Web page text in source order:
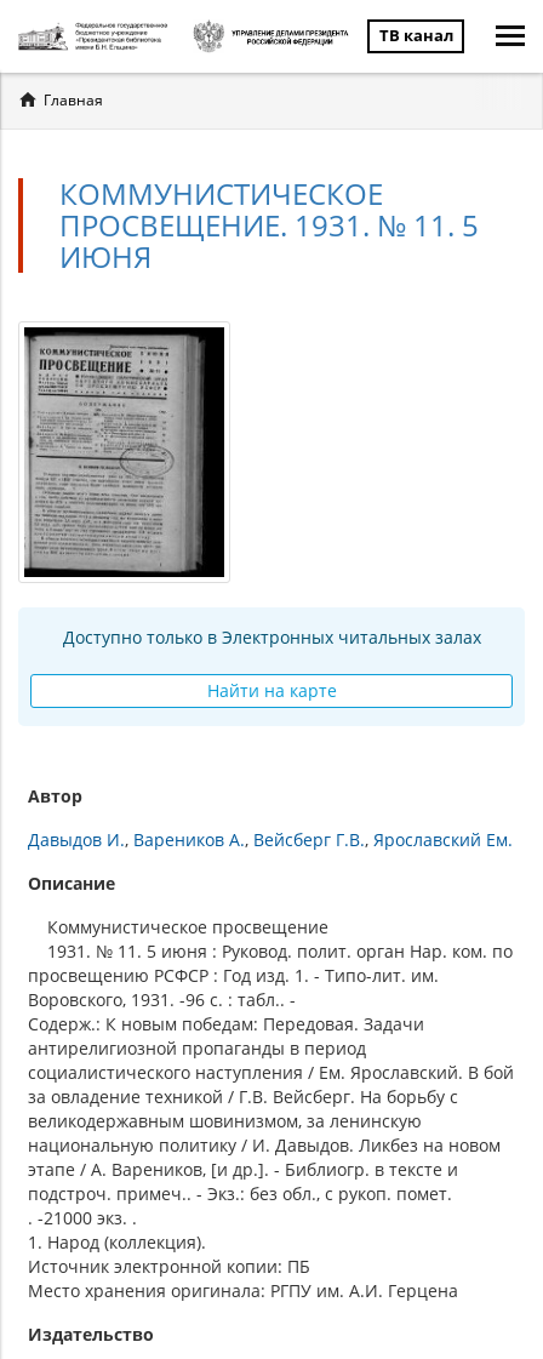
ТВ канал
Вы
здесь
Главная
КОММУНИСТИЧЕСКОЕ
ПРОСВЕЩЕНИЕ. 1931. № 11. 5
ИЮНЯ
Доступно только в Электронных читальных залах
Найти на карте
Автор
Давыдов И. Вареников А. Вейсберг Г.В. Ярославский Ем.
Описание
Коммунистическое просвещение
1931. № 11. 5 июня : Руковод. полит. орган Нар. ком. по
просвещению РСФСР : Год изд. 1. - Типо-лит. им.
Воровского, 1931. -96 с. : табл.. -
Содерж.: К новым победам: Передовая. Задачи
антирелигиозной пропаганды в период
социалистического наступления / Ем. Ярославский. В бой
за овладение техникой / Г.В. Вейсберг. На борьбу с
великодержавным шовинизмом, за ленинскую
национальную политику / И. Давыдов. Ликбез на новом
этапе / А. Вареников, [и др.]. - Библиогр. в тексте и
подстроч. примеч.. - Экз.: без обл., с рукоп. помет.
. -21000 экз. .
1. Народ (коллекция).
Источник электронной копии: ПБ
Место хранения оригинала: РГПУ им. А.И. Герцена
Издательство